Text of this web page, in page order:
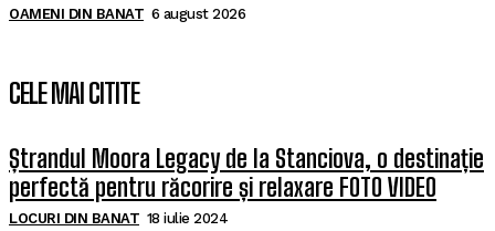
OAMENI DIN BANAT 6 august 2026
CELE MAI CITITE
Ștrandul Moora Legacy de la Stanciova, o destinație
perfectă pentru răcorire și relaxare FOTO VIDEO
LOCURI DIN BANAT 18 iulie 2024